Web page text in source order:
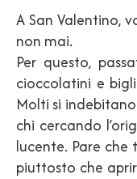
A San Valentino,
non mai.
Per questo,
cioccolatini e
Molti si
chi cercando
lucente. Pare
piuttosto che